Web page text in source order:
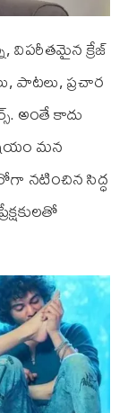
విపరీతమైన క్రేజ్
పాటలు, ప్రచార
అంతే కాదు
మన
నటించిన సిద్ధ